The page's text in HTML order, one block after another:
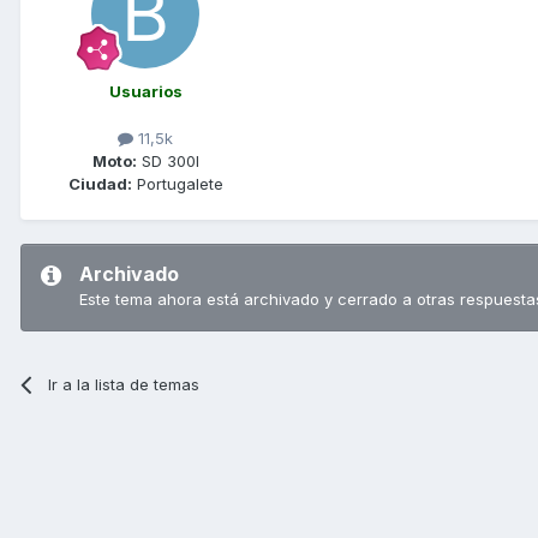
Usuarios
11,5k
Moto: SD 300I
Ciudad: Portugalete
Archivado
Este tema ahora está archivado y cerrado a otras
Ir a la lista de temas